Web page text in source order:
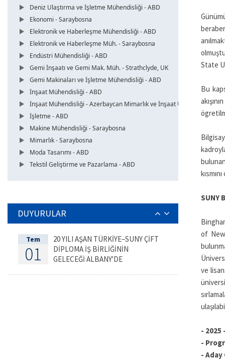
Deniz Ulaştırma ve İşletme Mühendisliği - ABD
Ekonomi - Saraybosna
Elektronik ve Haberleşme Mühendisliği - ABD
Elektronik ve Haberleşme Müh. - Saraybosna
Endüstri Mühendisliği - ABD
Gemi İnşaatı ve Gemi Mak. Müh. - Strathclyde, UK
Gemi Makinaları ve İşletme Mühendisliği - ABD
İnşaat Mühendisliği - ABD
İnşaat Mühendisliği - Azerbaycan Mimarlık ve İnşaat Üni.
İşletme - ABD
Makine Mühendisliği - Saraybosna
Mimarlık - Saraybosna
Moda Tasarımı - ABD
Tekstil Geliştirme ve Pazarlama - ABD
DUYURULAR
Tem
01
20 YILI AŞAN TÜRKİYE–SUNY ÇİFT
DİPLOMA İŞ BİRLİĞİNİN
GELECEĞİ ALBANY'DE
State
Bu
SUNY
of New
ve
- 2025
-
-